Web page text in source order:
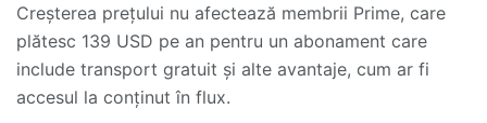
Creșterea prețului nu afectează membrii Prime, care
plătesc 139 USD pe an pentru un abonament care
include transport gratuit și alte avantaje, cum ar fi
accesul la conținut în flux.